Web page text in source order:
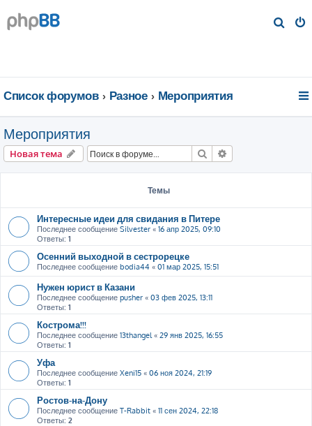
Список форумов Разное Мероприятия
Мероприятия
Новая тема Поиск
Темы
Интересные идеи для свидания в Питере
Последнее сообщение Silvester « 16 апр 2025, 09:10
Ответы: 1
Осенний выходной в сестрорецке
Последнее сообщение bodia44 « 01 мар 2025, 15:51
Нужен юрист в Казани
Последнее сообщение pusher « 03 фев 2025, 13:11
Ответы: 1
Кострома!!!
Последнее сообщение 13thangel« 29 янв 2025, 16:55
Ответы: 1
Уфа
Последнее сообщение Xeni15 « 06 ноя 2024, 21:19
Ответы: 1
Ростов-на-Дону
Последнее сообщение T-Rabbit « 11 сен 2024, 22:18
Ответы: 2